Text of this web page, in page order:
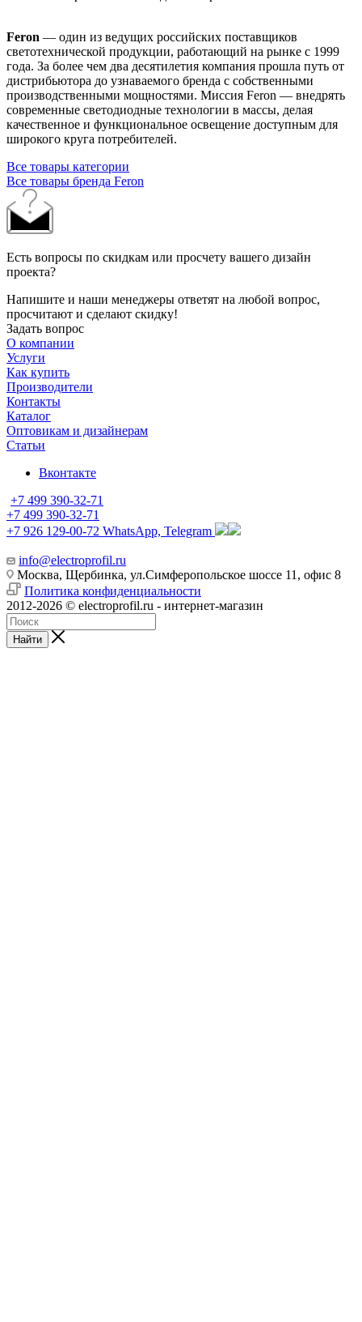
Feron — один из ведущих российских поставщиков
светотехнической продукции, работающий на рынке с 1999
года. За более чем два десятилетия компания прошла путь от
дистрибьютора до узнаваемого бренда с собственными
производственными мощностями. Миссия Feron — внедрять
современные светодиодные технологии в массы, делая
качественное и функциональное освещение доступным для
широкого круга потребителей.
Все товары категории
Все товары бренда Feron
Есть вопросы по скидкам или просчету вашего дизайн
проекта?
Напишите и наши менеджеры ответят на любой вопрос,
просчитают и сделают скидку!
Задать вопрос
О компании
Услуги
Как купить
Производители
Контакты
Каталог
Оптовикам и дизайнерам
Статьи
Вконтакте
+7 499 390-32-71
+7 499 390-32-71
+7 926 129-00-72 WhatsApp, Telegram
info@electroprofil.ru
Москва, Щербинка, ул.Симферопольское шоссе 11, офис 8
Политика конфиденциальности
2012-2026 © electroprofil.ru - интернет-магазин
Найти